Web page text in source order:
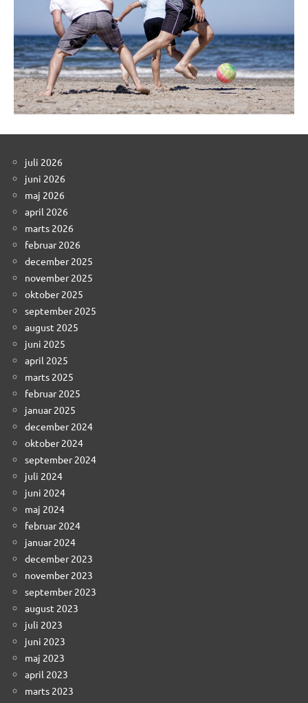
juli 2026
juni 2026
maj 2026
april 2026
marts 2026
februar 2026
december 2025
november 2025
oktober 2025
september 2025
august 2025
juni 2025
april 2025
marts 2025
februar 2025
januar 2025
december 2024
oktober 2024
september 2024
juli 2024
juni 2024
maj 2024
februar 2024
januar 2024
december 2023
november 2023
september 2023
august 2023
juli 2023
juni 2023
maj 2023
april 2023
marts 2023